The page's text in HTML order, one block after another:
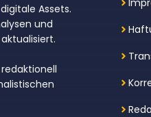
Assets.
und